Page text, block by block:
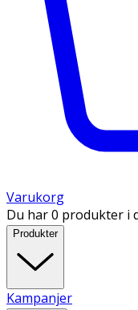
Varukorg
Du har 0 produkter i
Produkter
Kampanjer